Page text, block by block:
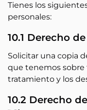
Tienes los
personales:
10.1 Derecho
Solicitar una copia
que tenemos sobre
tratamiento y los
10.2 Derecho